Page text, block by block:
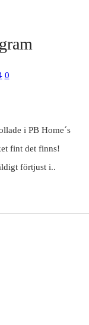
0
i PB Home´s
fint det finns!
förtjust i..